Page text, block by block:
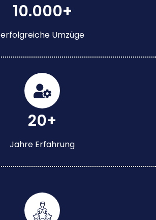
10.000+
erfolgreiche Umzüge
20+
Jahre Erfahrung